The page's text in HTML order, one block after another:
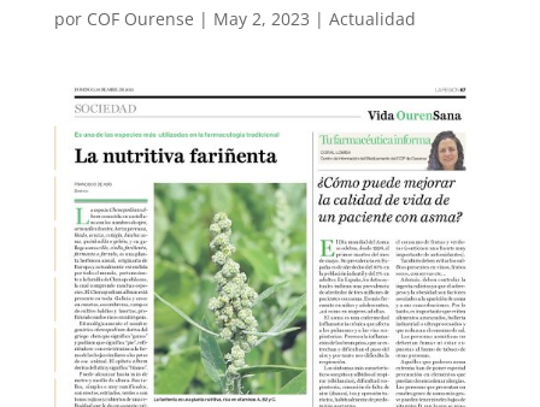
por COF Ourense | May 2, 2023 | Actualidad